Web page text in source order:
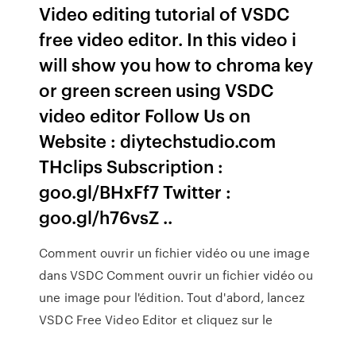
Video editing tutorial of VSDC
free video editor. In this video i
will show you how to chroma key
or green screen using VSDC
video editor Follow Us on
Website : diytechstudio.com
THclips Subscription :
goo.gl/BHxFf7 Twitter :
goo.gl/h76vsZ ..
Comment ouvrir un fichier vidéo ou une image
dans VSDC Comment ouvrir un fichier vidéo ou
une image pour l'édition. Tout d'abord, lancez
VSDC Free Video Editor et cliquez sur le